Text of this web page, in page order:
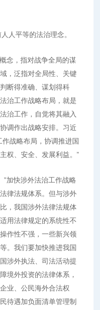
人平等的法治理念。
念，指对战争全局的谋
，泛指对全局性、关键
断得准确、谋划得科
治工作战略布局，就是
治工作，自觉将其融入
调作出战略安排。习近
战略布局，协调推进国
权、安全、发展利益。”
”加快涉外法治工作战略
律法规体系。但与涉外
，我国涉外法律法规体
用法律规定的系统性不
作性不强，一些新兴领
。我们要加快推进我国
涉外执法、司法活动提
境外投资的法律体系，
业、公民海外合法权
待遇加负面清单管理制